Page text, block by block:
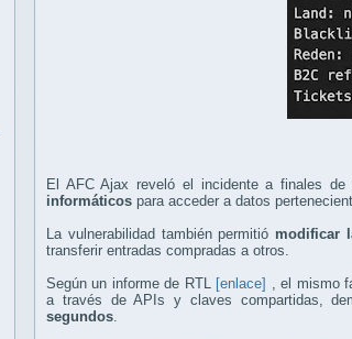
El AFC Ajax reveló el incidente a finales
informáticos para acceder a datos
La vulnerabilidad también permitió modificar
transferir entradas compradas a otros.
Según un informe de RTL [enlace] , el mismo
a través de APIs y claves compartidas,
segundos.